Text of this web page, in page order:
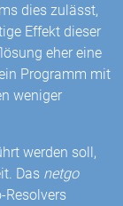
dies zulässt,
Effekt dieser
eher eine
Programm mit
weniger
werden soll,
Das netgo
Resolvers